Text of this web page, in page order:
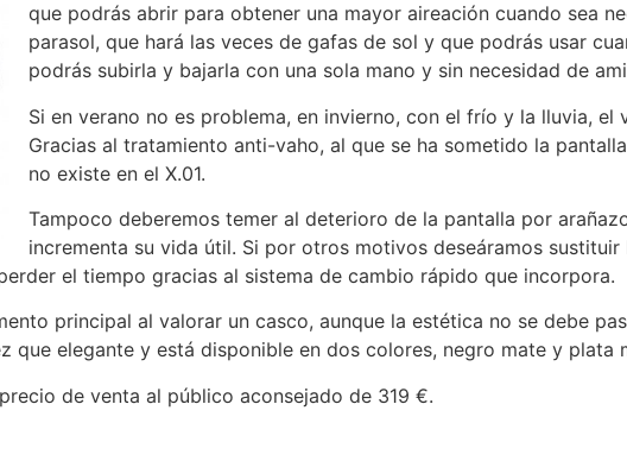
que podrás abrir para obtener una mayor aireación cuando sea
parasol, que hará las veces de gafas de sol y que podrás usar
podrás subirla y bajarla con una sola mano y sin necesidad de
Si en verano no es problema, en invierno, con el frío y la lluvia,
Gracias al tratamiento anti-vaho, al que se ha sometido la
no existe en el X.01.
Tampoco deberemos temer al deterioro de la pantalla por
incrementa su vida útil. Si por otros motivos deseáramos
el tiempo gracias al sistema de cambio rápido que incorpora.
principal al valorar un casco, aunque la estética no se debe
que elegante y está disponible en dos colores, negro mate y plata
de venta al público aconsejado de 319 €.